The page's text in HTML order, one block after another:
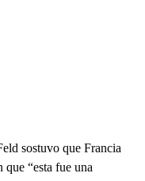
sostuvo que Francia
que “esta fue una